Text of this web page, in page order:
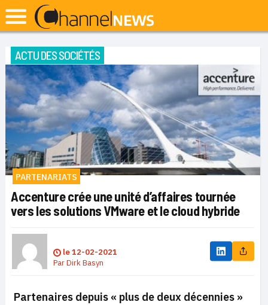
ACTU DES SOCIÉTÉS
PARTENARIATS
Accenture crée une unité d’affaires tournée
vers les solutions VMware et le cloud hybride
le12-02-2021
ParDirk Basyn
Partenaires depuis « plus de deux décennies »